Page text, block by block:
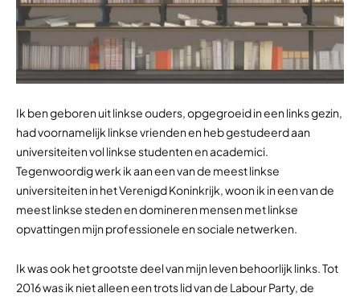
Ik ben geboren uit linkse ouders, opgegroeid in een links gezin,
had voornamelijk linkse vrienden en heb gestudeerd aan
universiteiten vol linkse studenten en academici.
Tegenwoordig werk ik aan een van de meest linkse
universiteiten in het Verenigd Koninkrijk, woon ik in een van de
meest linkse steden en domineren mensen met linkse
opvattingen mijn professionele en sociale netwerken.
Ik was ook het grootste deel van mijn leven behoorlijk links. Tot
2016 was ik niet alleen een trots lid van de Labour Party, de